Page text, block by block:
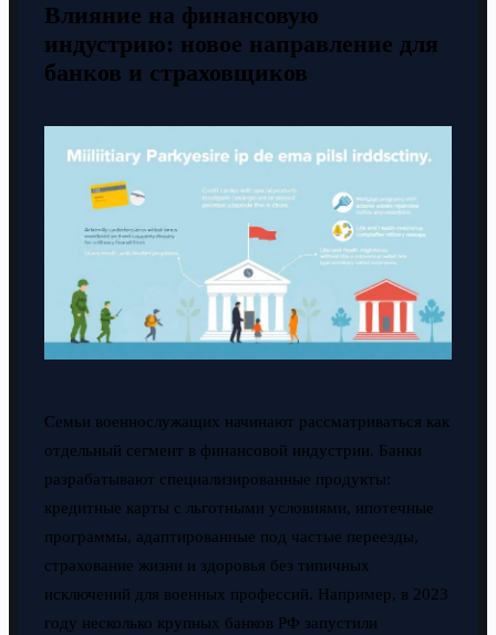
Влияние на финансовую
индустрию: новое направление для
банков и страховщиков
Семьи военнослужащих начинают рассматриваться как
отдельный сегмент в финансовой индустрии. Банки
разрабатывают специализированные продукты:
кредитные карты с льготными условиями, ипотечные
программы, адаптированные под частые переезды,
страхование жизни и здоровья без типичных
исключений для военных профессий. Например, в 2023
году несколько крупных банков РФ запустили